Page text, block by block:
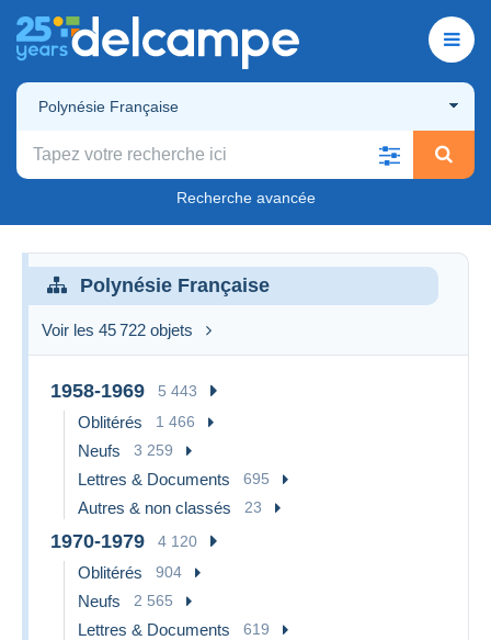
Polynésie Française
Recherche avancée
Polynésie Française
Voir les 45 722 objets
1958-1969 5 443
Oblitérés 1 466
Neufs 3 259
Lettres & Documents 695
Autres & non classés 23
1970-1979 4 120
Oblitérés 904
Neufs 2 565
Lettres & Documents 619